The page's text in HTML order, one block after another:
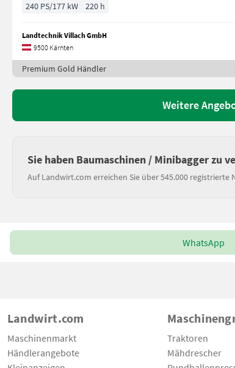
240 PS/177 kW 220 h
Landtechnik Villach GmbH
9500 Kärnten
Premium Gold Händler
Weitere
Sie haben Baumaschinen / Minibagger zu
Auf Landwirt.com erreichen Sie über 545.000 registrierte
WhatsApp
Landwirt.com
Maschinenmarkt
Händlerangebote
Traktoren
Mähdrescher